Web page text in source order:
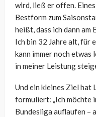
wird, ließ er offen.
Bestform zum
heißt, dass ich dann am
Ich bin 32 Jahre alt, für
kann immer noch etwas
in meiner Leistung
Und ein kleines Ziel hat
formuliert: „Ich möchte
Bundesliga auflaufen –